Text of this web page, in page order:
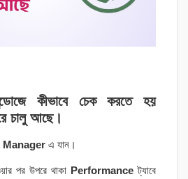
কীভাবে চেক করতে হয়
চালু আছে।
Manager এ যান।
পর উপরে থাকা Performance ট্যাবে